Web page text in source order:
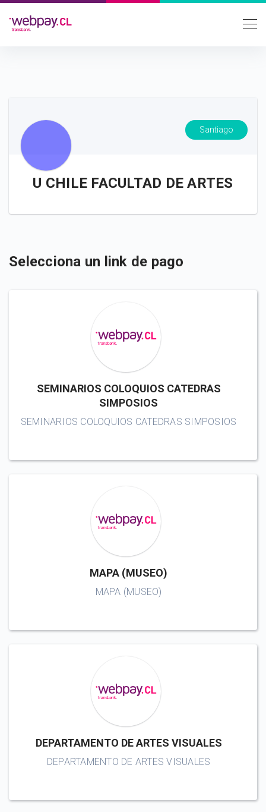
Santiago
U CHILE FACULTAD DE ARTES
Selecciona un link de pago
SEMINARIOS COLOQUIOS CATEDRAS
SIMPOSIOS
SEMINARIOS COLOQUIOS CATEDRAS SIMPOSIOS
MAPA (MUSEO)
MAPA (MUSEO)
DEPARTAMENTO DE ARTES VISUALES
DEPARTAMENTO DE ARTES VISUALES